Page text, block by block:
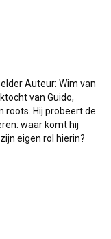
Auteur: Wim van
van Guido,
roots. Hij probeert de
waar komt hij
eigen rol hierin?